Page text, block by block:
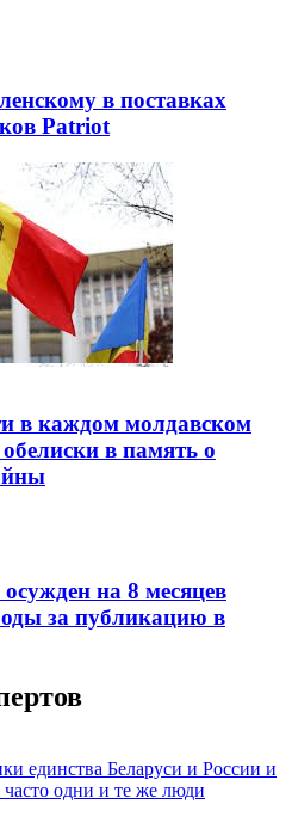
в поставках
Patriot
в каждом молдавском
обелиски в память о
на 8 месяцев
за публикацию в
единства Беларуси и России и
одни и те же люди